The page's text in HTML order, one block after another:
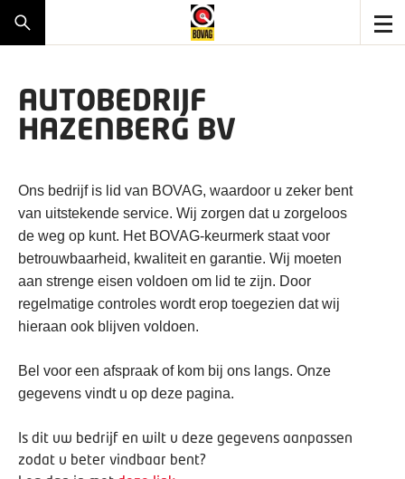
AUTOBEDRIJF
HAZENBERG BV
Ons bedrijf is lid van BOVAG, waardoor u zeker bent
van uitstekende service. Wij zorgen dat u zorgeloos
de weg op kunt. Het BOVAG-keurmerk staat voor
betrouwbaarheid, kwaliteit en garantie. Wij moeten
aan strenge eisen voldoen om lid te zijn. Door
regelmatige controles wordt erop toegezien dat wij
hieraan ook blijven voldoen.
Bel voor een afspraak of kom bij ons langs. Onze
gegevens vindt u op deze pagina.
Is dit uw bedrijf en wilt u deze gegevens aanpassen
zodat u beter vindbaar bent?